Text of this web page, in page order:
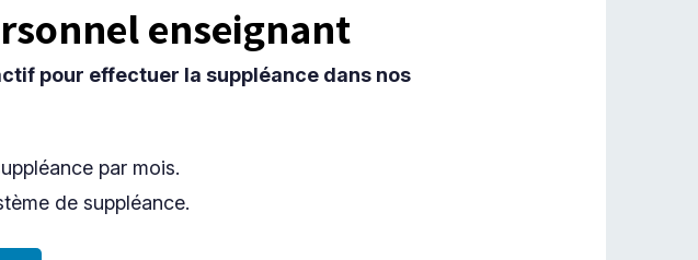
enseignant
pour effectuer la suppléance dans nos
par mois.
de suppléance.